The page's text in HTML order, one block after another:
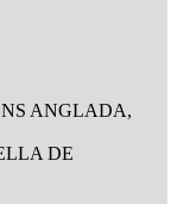
ANGLADA,
DE